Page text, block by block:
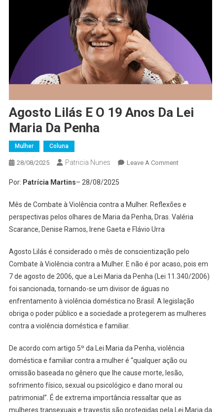
Agosto Lilás E O 19 Anos Da Lei
Maria Da Penha
Mulher Coluna
28/08/2025 Patricia Nunes Leave A CommentOn
O
19
Lei
Maria
Da
Por: Patrícia Martins– 28/08/2025
Mês de Combate à Violência contra a Mulher. Reflexões e
perspectivas pelos olhares de Maria da Penha, Dras. Valéria
Scarance, Denise Ramos, Irene Gaeta e Flávio Urra
Agosto Lilás é considerado o mês de conscientização pelo
Combate à Violência contra a Mulher. E não é por acaso, pois em
7 de agosto de 2006, que a Lei Maria da Penha (Lei 11.340/2006)
foi sancionada, tornando-se um divisor de águas no
enfrentamento à violência doméstica no Brasil. A legislação
obriga o poder público e a sociedade a protegerem as mulheres
contra a violência doméstica e familiar.
De acordo com artigo 5º da Lei Maria da Penha, violência
doméstica e familiar contra a mulher é “qualquer ação ou
omissão baseada no gênero que lhe cause morte, lesão,
sofrimento físico, sexual ou psicológico e dano moral ou
patrimonial”. É de extrema importância ressaltar que as
mulheres transexuais e travestis são protegidas pela Lei Maria da